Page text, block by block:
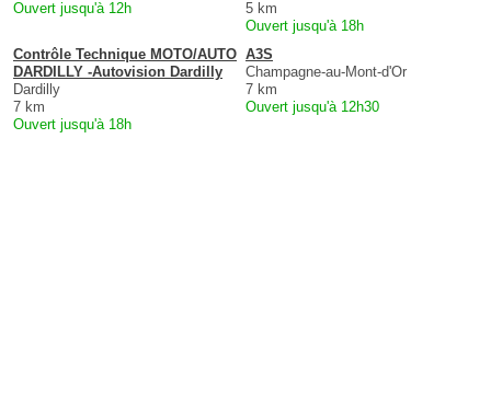
Ouvert jusqu'à 12h
5 km
Ouvert jusqu'à 18h
Contrôle Technique MOTO/AUTO
DARDILLY -Autovision Dardilly
Dardilly
7 km
Ouvert jusqu'à 18h
A3S
Champagne-au-Mont-d'Or
7 km
Ouvert jusqu'à 12h30